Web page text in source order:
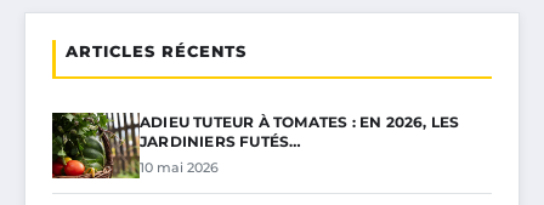
ARTICLES RÉCENTS
ADIEU TUTEUR À TOMATES : EN 2026, LES
JARDINIERS FUTÉS…
10 mai 2026